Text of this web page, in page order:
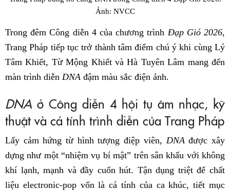
Ảnh: NVCC
Trong đêm Công diễn 4 của chương trình Đạp Gió 2026,
Trang Pháp tiếp tục trở thành tâm điểm chú ý khi cùng Lý
Tâm Khiết, Từ Mộng Khiết và Hà Tuyên Lâm mang đến
màn trình diễn DNA đậm màu sắc điện ảnh.
DNA ở Công diễn 4 hội tụ âm nhạc, kỹ
thuật và cá tính trình diễn của Trang Pháp
Lấy cảm hứng từ hình tượng điệp viên, DNAđược xây
dựng như một “nhiệm vụ bí mật” trên sân khấu với không
khí lạnh, mạnh và đầy cuốn hút. Tận dụng triệt để chất
liệu electronic-pop vốn là cá tính của ca khúc, tiết mục